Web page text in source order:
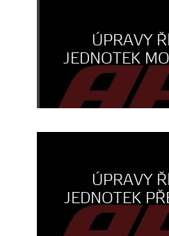
ÚPRAVY
JEDNOTEK
ÚPRAVY
JEDNOTEK